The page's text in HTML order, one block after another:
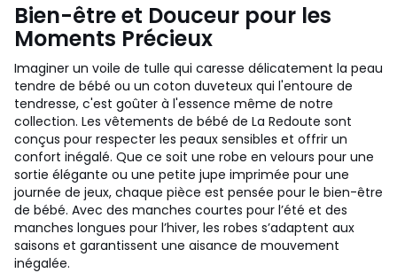
Bien-être et Douceur pour les
Moments Précieux
Imaginer un voile de tulle qui caresse délicatement la peau
tendre de bébé ou un coton duveteux qui l'entoure de
tendresse, c'est goûter à l'essence même de notre
collection. Les vêtements de bébé de La Redoute sont
conçus pour respecter les peaux sensibles et offrir un
confort inégalé. Que ce soit une robe en velours pour une
sortie élégante ou une petite jupe imprimée pour une
journée de jeux, chaque pièce est pensée pour le bien-être
de bébé. Avec des manches courtes pour l’été et des
manches longues pour l’hiver, les robes s’adaptent aux
saisons et garantissent une aisance de mouvement
inégalée.